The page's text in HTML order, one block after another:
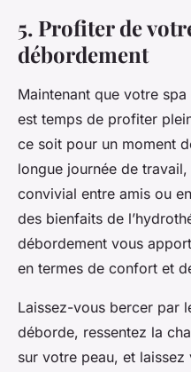
5. Profiter de
débordement
Maintenant que votre
est temps de profiter
ce soit pour un moment
longue journée de
convivial entre amis ou
des bienfaits de
débordement vous
en termes de confort et
Laissez-vous bercer par
déborde, ressentez la
sur votre peau, et